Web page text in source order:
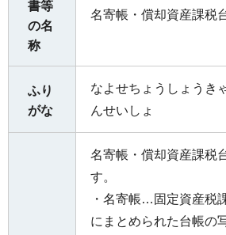
書等
の名
称
名寄帳・償却資産課税
ふり
がな
なよせちょうしょうき
んせいしょ
名寄帳・償却資産課税
す。
・名寄帳…固定資産税
にまとめられた台帳の